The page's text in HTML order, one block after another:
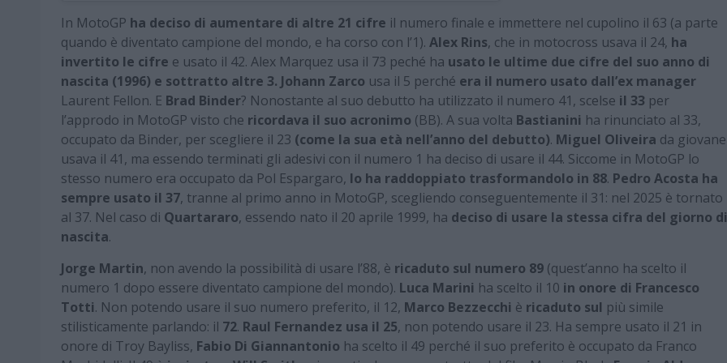
In MotoGP ha deciso di aumentare di altre 21 cifre il numero finale e immettere nel cupolino il 63 (a parte
quando è diventato campione del mondo, e ha corso con l’1). Alex Rins, che in motocross usava il 24, ha
invertito le cifre e usato il 42. Alex Marquez usa il 73 peché ha usato le ultime due cifre del suo anno di
nascita (1996) e sottratto altre 3. Johann Zarco usa il 5 perché era il numero usato dall’ex manager
Laurent Fellon. E Brad Binder? Nonostante al suo debutto ha utilizzato il numero 41, scelse il 33 per
l’approdo in MotoGP visto che ricordava il suo acronimo (BB). A sua volta Bastianini ha rinunciato al 33,
occupato da Binder, per scegliere il 23 (come la sua età nell’anno del debutto). Miguel Oliveira da giovane
usava il 41, ma essendo terminati gli adesivi con il numero 1 ha deciso di usare il 44. Siccome in MotoGP lo
stesso numero era occupato da Pol Espargaro, lo ha raddoppiato trasformandolo in 88. Pedro Acosta ha
sempre usato il 37, tranne al primo anno in MotoGP, scegliendo conseguentemente il 31: nel 2025 è tornato
al 37. Nel caso di Quartararo, essendo nato il 20 aprile 1999, ha deciso di usare la stessa cifra del giorno di
nascita.
Jorge Martin, non avendo la possibilità di usare l’88, è ricaduto sul numero 89 (quest’anno ha scelto il
numero 1 dopo essere diventato campione del mondo). Luca Marini ha scelto il 10 in onore di Francesco
Totti. Non potendo usare il suo numero preferito, il 12, Marco Bezzecchi è ricaduto sul più simile
stilisticamente parlando: il 72. Raul Fernandez usa il 25, non potendo usare il 23. Ha sempre usato il 21 in
onore di Troy Bayliss, Fabio Di Giannantonio ha scelto il 49 perché il suo preferito è occupato da Franco